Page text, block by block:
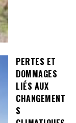
PERTES ET
DOMMAGES
LIÉS AUX
CHANGEMENT
S